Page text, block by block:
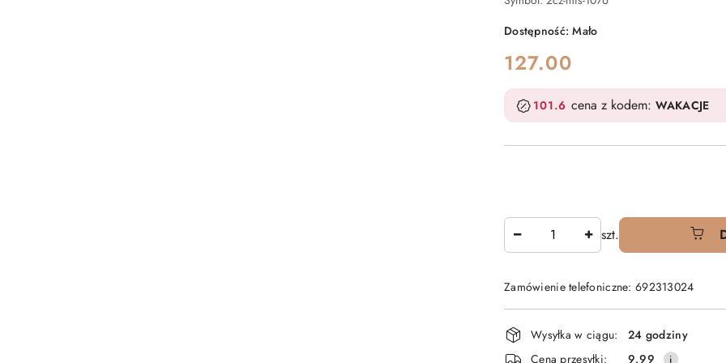
Dostępność:Mało
cena:
127.00
101.6 cena z kodem: WAKACJE
szt.
Zamówienie telefoniczne: 692313024
Dostępność
i
Wysyłka w ciągu:
24 godziny
Cena przesyłki:
9.99